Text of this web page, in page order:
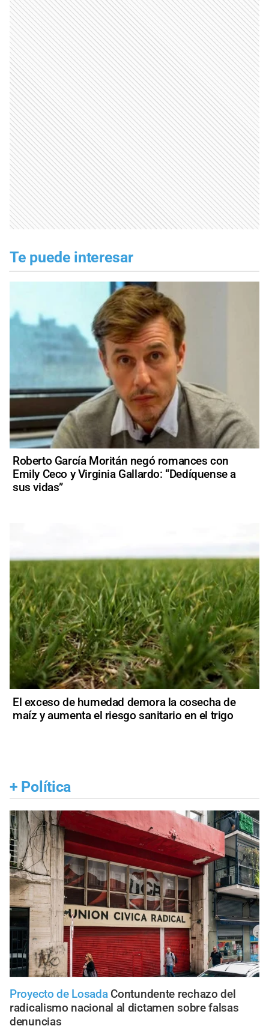
Te puede interesar
Roberto García Moritán negó romances con
Emily Ceco y Virginia Gallardo: “Dedíquense a
sus vidas”
El exceso de humedad demora la cosecha de
maíz y aumenta el riesgo sanitario en el trigo
+ Política
Proyecto de Losada Contundente rechazo del
radicalismo nacional al dictamen sobre falsas
denuncias